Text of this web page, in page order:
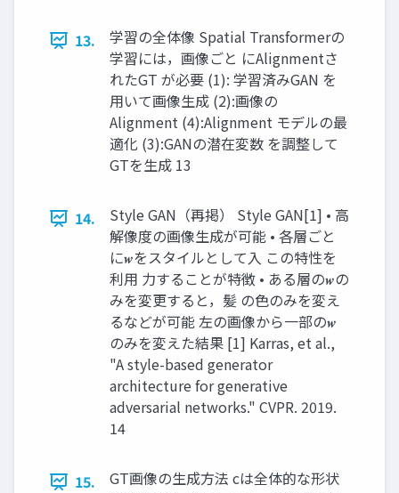
13.
学習の全体像 Spatial Transformerの
学習には，画像ごと にAlignmentさ
れたGT が必要 (1): 学習済みGAN を
用いて画像生成 (2):画像の
Alignment (4):Alignment モデルの最
適化 (3):GANの潜在変数 を調整して
GTを生成 13
14.
Style GAN（再掲） Style GAN[1] • 高
解像度の画像生成が可能 • 各層ごと
に𝒘をスタイルとして入 この特性を
利用 力することが特徴 • ある層の𝒘の
みを変更すると，髪 の色のみを変え
るなどが可能 左の画像から一部の𝒘
のみを変えた結果 [1] Karras, et al.,
"A style-based generator
architecture for generative
adversarial networks." CVPR. 2019.
14
15.
GT画像の生成方法 cは全体的な形状